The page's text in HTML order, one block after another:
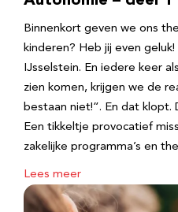
Binnenkort geven we ons
kinderen? Heb jij even
IJsselstein. En iedere keer
zien komen, krijgen we de
bestaan niet!”. En dat klopt.
Een tikkeltje provocatief
zakelijke programma’s en
Lees meer